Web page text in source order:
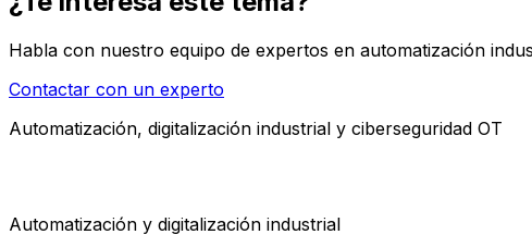
Habla con nuestro equipo de expertos en automatización
Contactar con un experto
Automatización, digitalización industrial y ciberseguridad OT
Automatización y digitalización industrial